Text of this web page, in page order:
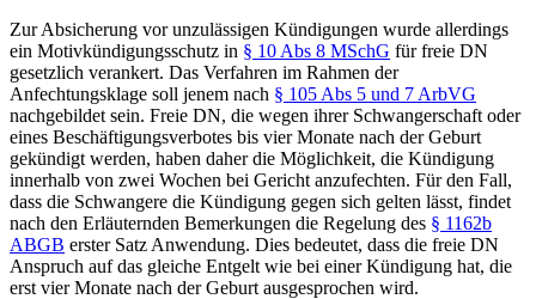
Zur Absicherung vor unzulässigen Kündigungen wurde allerdings
ein Motivkündigungsschutz in § 10 Abs 8 MSchG für freie DN
gesetzlich verankert. Das Verfahren im Rahmen der
Anfechtungsklage soll jenem nach § 105 Abs 5 und 7 ArbVG
nachgebildet sein. Freie DN, die wegen ihrer Schwangerschaft oder
eines Beschäftigungsverbotes bis vier Monate nach der Geburt
gekündigt werden, haben daher die Möglichkeit, die Kündigung
innerhalb von zwei Wochen bei Gericht anzufechten. Für den Fall,
dass die Schwangere die Kündigung gegen sich gelten lässt, findet
nach den Erläuternden Bemerkungen die Regelung des § 1162b
ABGB erster Satz Anwendung. Dies bedeutet, dass die freie DN
Anspruch auf das gleiche Entgelt wie bei einer Kündigung hat, die
erst vier Monate nach der Geburt ausgesprochen wird.